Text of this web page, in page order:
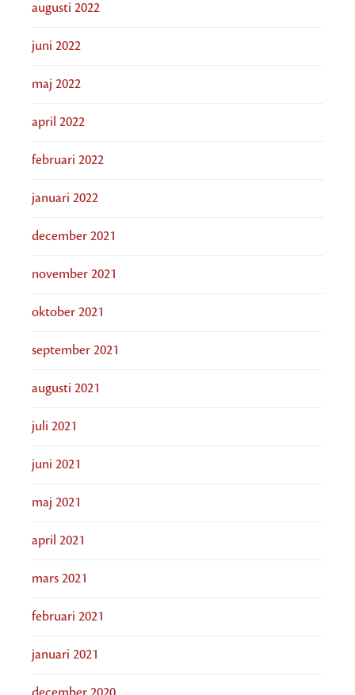
augusti 2022
juni 2022
maj 2022
april 2022
februari 2022
januari 2022
december 2021
november 2021
oktober 2021
september 2021
augusti 2021
juli 2021
juni 2021
maj 2021
april 2021
mars 2021
februari 2021
januari 2021